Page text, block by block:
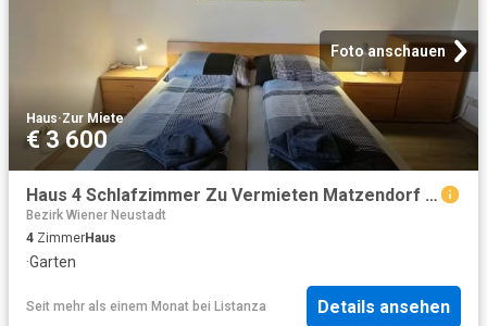
Foto anschauen
Haus·Zur Miete
€ 3 600
Haus 4 Schlafzimmer Zu Vermieten Matzendorf Matzendorf 3600 ES96199817
Bezirk Wiener Neustadt
4 ZimmerHaus
·Garten
Seit mehr als einem Monat bei Listanza Details ansehen